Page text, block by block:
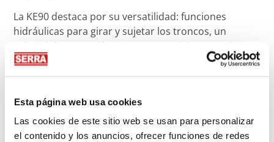
Esta página web usa cookies
Las cookies de este sitio web se usan para personalizar
el contenido y los anuncios, ofrecer funciones de redes
La KE90 destaca por su versatilidad: funciones
hidráulicas para girar y sujetar los troncos, un
cabezal de corte eléctrico y un panel de control
preciso para secuencias de corte personalizadas.
Este equipamiento permite a la carpintería Hepperle
clientes – desde bloques macizos de roble para
obras de arte hasta mesas de comedor fabricadas
con madera aportada por los propios clientes.